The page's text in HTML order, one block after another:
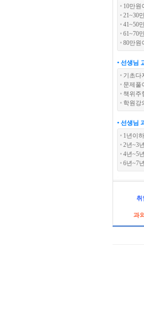
10만원
21~30
41~50
61~70
80만원
• 선생님
기초다
문제풀
책위주
학원강
• 선생님
1년이하
2년~3년
4년~5년
6년~7년
취
과